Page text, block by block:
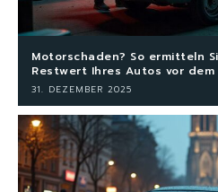
Motorschaden? So ermitteln
Restwert Ihres Autos vor dem
31. DEZEMBER 2025